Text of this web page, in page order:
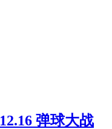
弹球大战